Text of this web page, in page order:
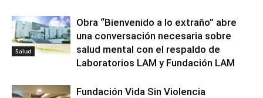
Salud
Obra “Bienvenido a lo extraño” abre
una conversación necesaria sobre
salud mental con el respaldo de
Laboratorios LAM y Fundación LAM
Fundación Vida Sin Violencia